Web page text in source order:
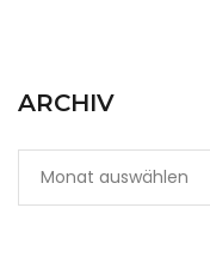
ARCHIV